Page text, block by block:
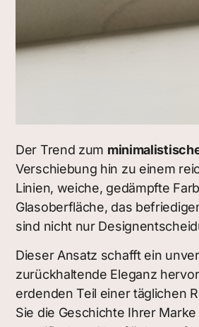
Der Trend zum
Verschiebung hin zu einem
Linien, weiche, gedämpfte
Glasoberfläche, das
sind nicht nur
Dieser Ansatz schafft ein
zurückhaltende Eleganz
erdenden Teil einer täglichen
Sie die Geschichte Ihrer